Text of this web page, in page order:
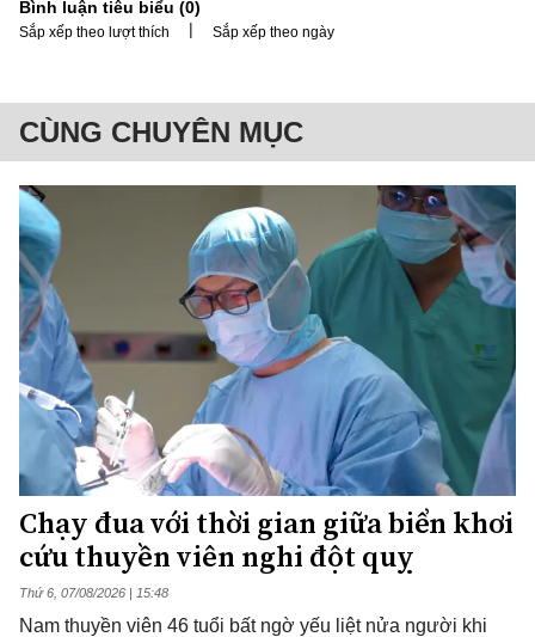
Bình luận tiêu biểu (0)
Sắp xếp theo lượt thích | Sắp xếp theo ngày
CÙNG CHUYÊN MỤC
Chạy đua với thời gian giữa biển khơi
cứu thuyền viên nghi đột quỵ
Thứ 6, 07/08/2026 | 15:48
Nam thuyền viên 46 tuổi bất ngờ yếu liệt nửa người khi